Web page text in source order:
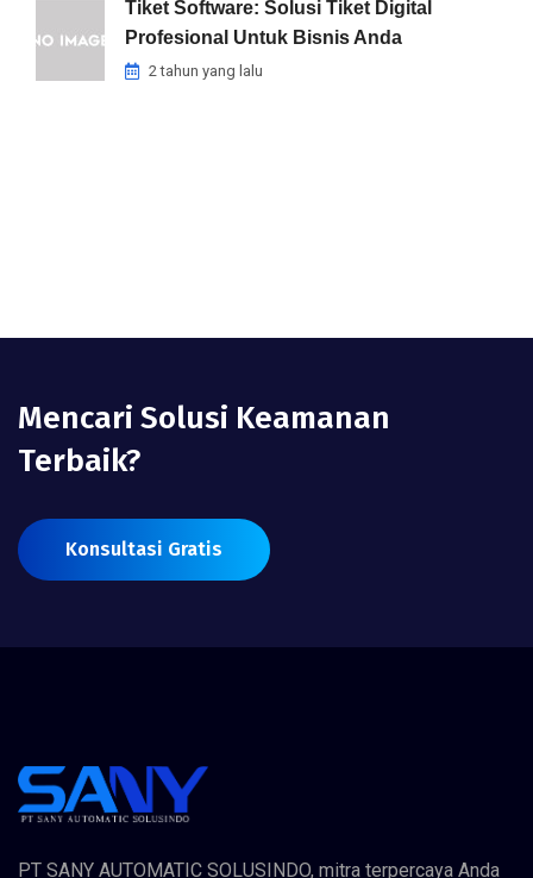
Tiket Software: Solusi Tiket Digital
Profesional Untuk Bisnis Anda
2 tahun yang lalu
Mencari Solusi Keamanan
Terbaik?
Konsultasi Gratis
Konsultasi Gratis
PT SANY AUTOMATIC SOLUSINDO, mitra terpercaya Anda